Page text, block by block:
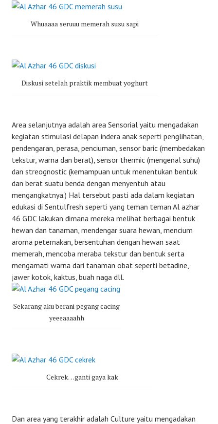
Whuaaaa seruuu memerah susu sapi
Diskusi setelah praktik membuat yoghurt
Area selanjutnya adalah area Sensorial yaitu mengadakan
kegiatan stimulasi delapan indera anak seperti penglihatan,
pendengaran, perasa, penciuman, sensor baric (membedakan
tekstur, warna dan berat), sensor thermic (mengenal suhu)
dan streognostic (kemampuan untuk menentukan bentuk
dan berat suatu benda dengan menyentuh atau
mengangkatnya.) Hal tersebut pasti ada dalam kegiatan
edukasi di Sentulfresh seperti yang teman teman Al azhar
46 GDC lakukan dimana mereka melihat berbagai bentuk
hewan dan tanaman, mendengar suara hewan, mencium
aroma peternakan, bersentuhan dengan hewan saat
memerah, mencoba meraba tekstur dan bentuk serta
mengamati warna dari tanaman obat seperti betadine,
jawer kotok, kaktus, buah naga dll.
Sekarang aku berani pegang cacing
yeeeaaaahh
Cekrek…ganti gaya kak
Dan area yang terakhir adalah Culture yaitu mengadakan